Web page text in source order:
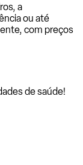
a
ou até
com preços
de saúde!